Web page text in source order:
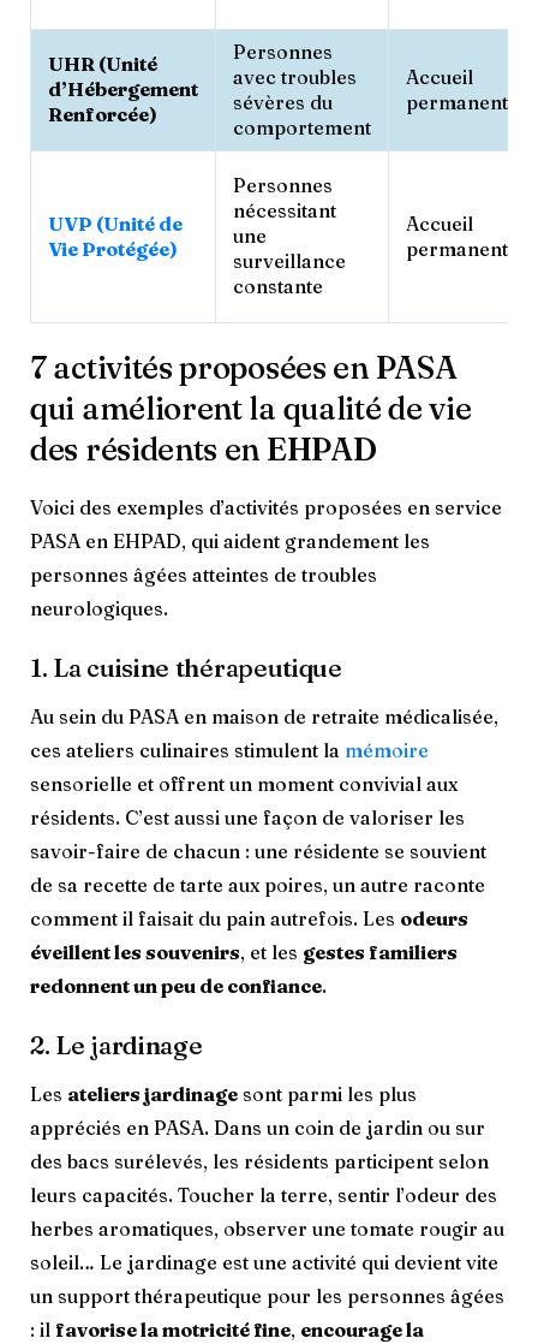
UHR (Unité
d’Hébergement
Renforcée)
Personnes
avec troubles
sévères du
comportement
Accueil
permanent
UVP (Unité de
Vie Protégée)
Personnes
nécessitant
une
surveillance
constante
Accueil
permanent
7 activités proposées en PASA
qui améliorent la qualité de vie
des résidents en EHPAD
Voici des exemples d’activités proposées en service
PASA en EHPAD, qui aident grandement les
personnes âgées atteintes de troubles
neurologiques.
1. La cuisine thérapeutique
Au sein du PASA en maison de retraite médicalisée,
ces ateliers culinaires stimulent la mémoire
sensorielle et offrent un moment convivial aux
résidents. C’est aussi une façon de valoriser les
savoir-faire de chacun : une résidente se souvient
de sa recette de tarte aux poires, un autre raconte
comment il faisait du pain autrefois. Les odeurs
éveillent les souvenirs, et les gestes familiers
redonnent un peu de confiance.
2. Le jardinage
Les ateliers jardinage sont parmi les plus
appréciés en PASA. Dans un coin de jardin ou sur
des bacs surélevés, les résidents participent selon
leurs capacités. Toucher la terre, sentir l’odeur des
herbes aromatiques, observer une tomate rougir au
soleil… Le jardinage est une activité qui devient vite
un support thérapeutique pour les personnes âgées
: il favorise la motricité fine, encourage la